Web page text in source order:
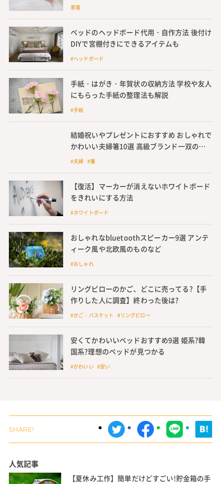
家電
ベッドのヘッドボード代用・自作方法 後付け
DIYで宮棚付きにできるアイテムも
#ヘッドボード
手紙・はがき・年賀状の収納方法 学校や友人
にもらった手紙の整理法も解説
#手紙
結婚祝いやプレゼントにおすすめ おしゃれで
かわいい夫婦箸10選 高級ブランド一双の名
入れできる夫婦箸も紹介
#夫婦 #箸
【復活】マーカーが消えないホワイトボード
をきれいにする方法
#ホワイトボード
おしゃれなbluetoothスピーカー9選 アンテ
ィーク風や北欧風のものなど
#おしゃれ
リングピローのかご、どこに売ってる?【手
作りした人に調査】終わった後は?
#かご・バスケット #リングピロー
安くてかわいいベッドおすすめ9選 姫系?韓
国系?理想のベッドが見つかる
#かわいい #安い
人気記事
【夏休み工作】簡単だけどすごい!貯金箱の手